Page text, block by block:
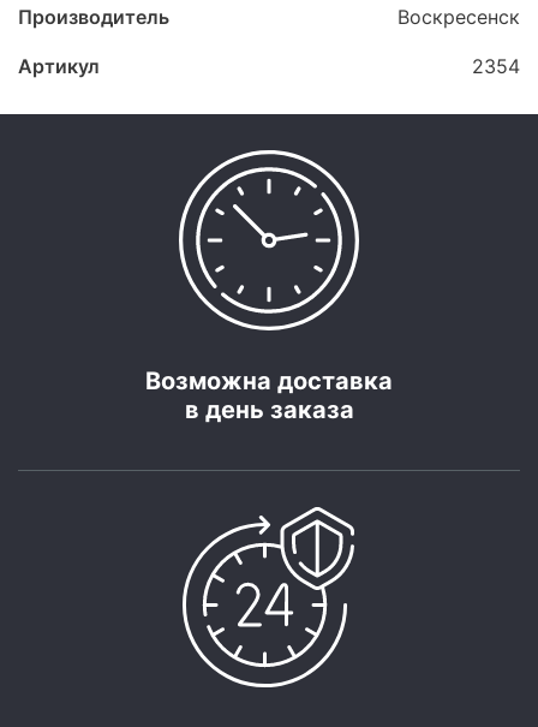
Производитель Воскресенск
Артикул 2354
Возможна доставка
в день заказа